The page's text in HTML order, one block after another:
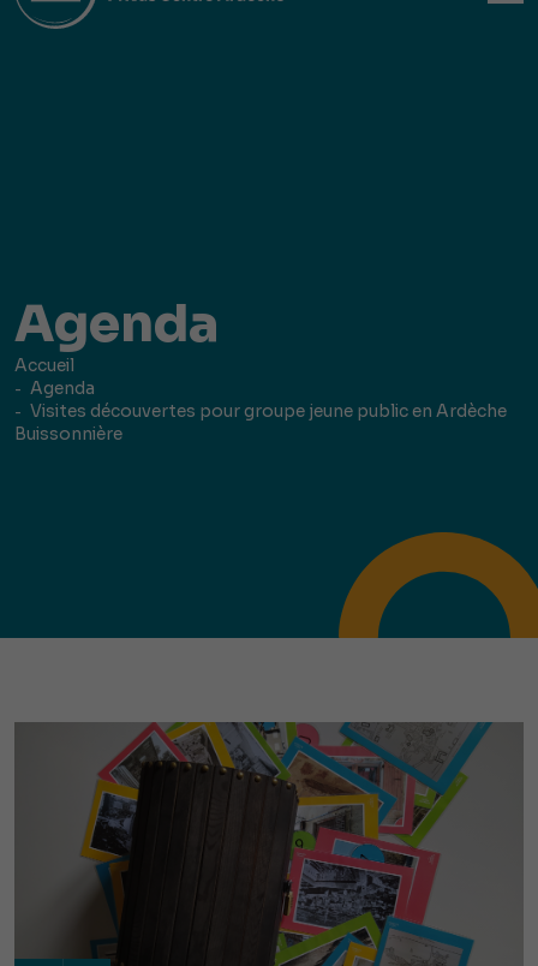
Agenda
Accueil
Agenda
Visites découvertes pour groupe jeune public en Ardèche
Buissonnière